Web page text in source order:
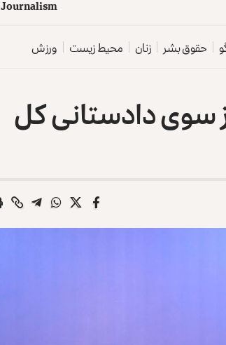
m
s
i
l
a
n
r
u
o
J Support
حقوق بشر زنان محیط زیست ورزش
سوی دادستانی کل